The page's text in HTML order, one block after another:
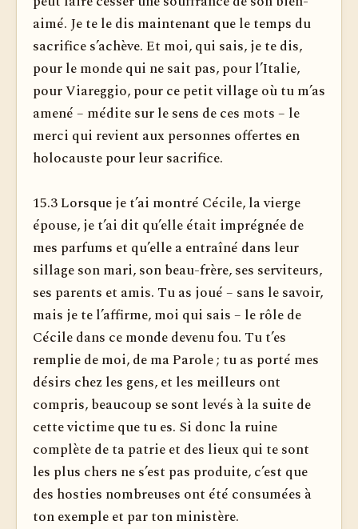
aimé. Je te le dis maintenant que le temps du
sacrifice s’achève. Et moi, qui sais, je te dis,
pour le monde qui ne sait pas, pour l’Italie,
pour Viareggio, pour ce petit village où tu m’as
amené – médite sur le sens de ces mots – le
merci qui revient aux personnes offertes en
holocauste pour leur sacrifice.
15.3 Lorsque je t’ai montré Cécile, la vierge
épouse, je t’ai dit qu’elle était imprégnée de
mes parfums et qu’elle a entraîné dans leur
sillage son mari, son beau-frère, ses serviteurs,
ses parents et amis. Tu as joué – sans le savoir,
mais je te l’affirme, moi qui sais – le rôle de
Cécile dans ce monde devenu fou. Tu t’es
remplie de moi, de ma Parole ; tu as porté mes
désirs chez les gens, et les meilleurs ont
compris, beaucoup se sont levés à la suite de
cette victime que tu es. Si donc la ruine
complète de ta patrie et des lieux qui te sont
les plus chers ne s’est pas produite, c’est que
des hosties nombreuses ont été consumées à
ton exemple et par ton ministère.